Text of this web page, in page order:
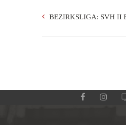
BEZIRKSLIGA: SVH II